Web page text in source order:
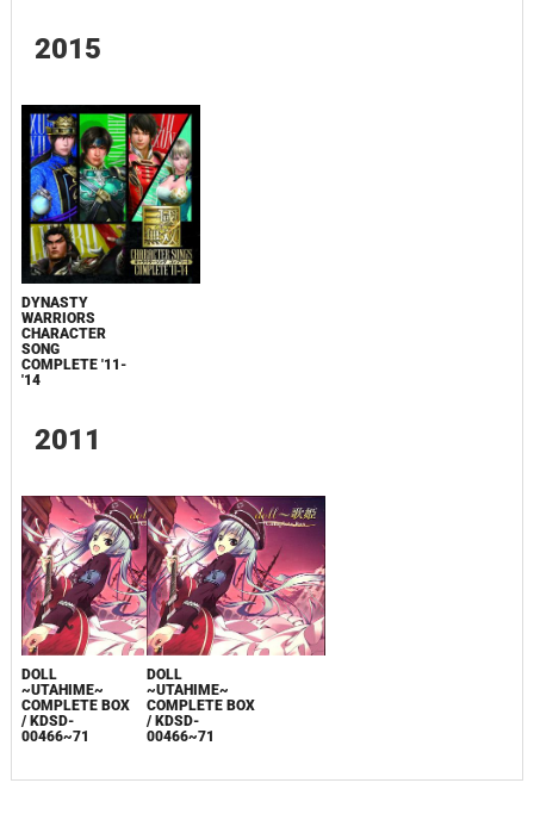
2015
DYNASTY
WARRIORS
CHARACTER
SONG
COMPLETE '11-
'14
2011
DOLL
~UTAHIME~
COMPLETE BOX
/ KDSD-
00466~71
DOLL
~UTAHIME~
COMPLETE BOX
/ KDSD-
00466~71